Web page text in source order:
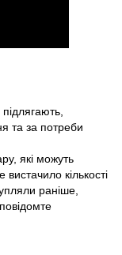
та за потреби
які можуть
кількості
раніше,